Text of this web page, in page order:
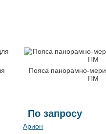
Пояса панорамно-
ПМ
По запросу
Арион